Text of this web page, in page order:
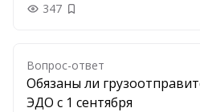
347 Добавить в закладки
Вопрос-ответ
Обязаны ли
ЭДО с 1 сентября